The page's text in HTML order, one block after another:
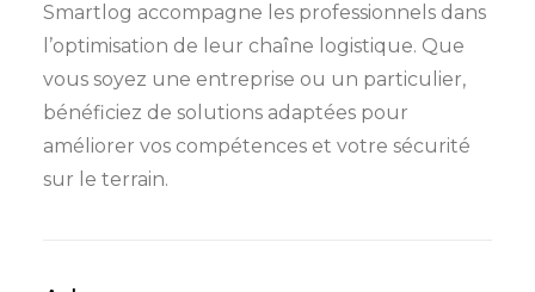
Smartlog accompagne les professionnels dans
l’optimisation de leur chaîne logistique. Que
vous soyez une entreprise ou un particulier,
bénéficiez de solutions adaptées pour
améliorer vos compétences et votre sécurité
sur le terrain.